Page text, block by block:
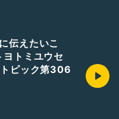
伝えたいこ
トミユウセ
ピック第306